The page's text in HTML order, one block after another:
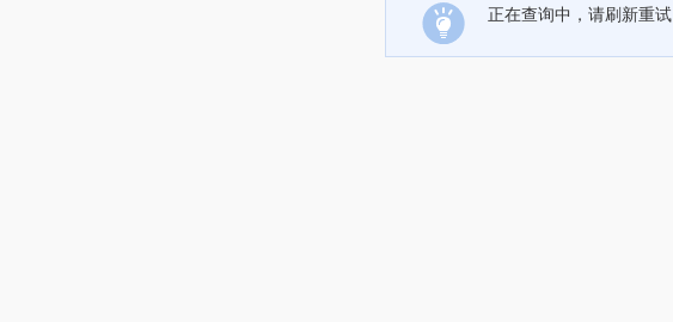
正在查询中，请刷新重试